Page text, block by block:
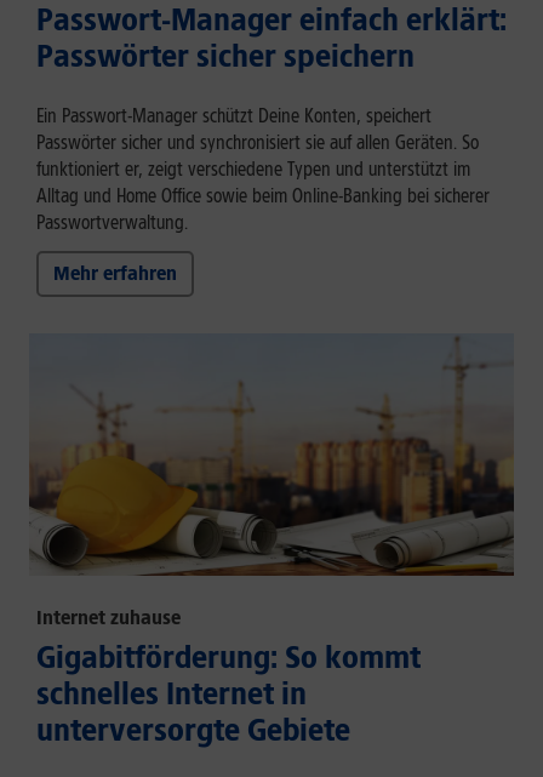
Passwort-Manager einfach erklärt:
Passwörter sicher speichern
Ein Passwort-Manager schützt Deine Konten, speichert
Passwörter sicher und synchronisiert sie auf allen Geräten. So
funktioniert er, zeigt verschiedene Typen und unterstützt im
Alltag und Home Office sowie beim Online-Banking bei sicherer
Passwortverwaltung.
Mehr erfahren
Internet zuhause
Gigabitförderung: So kommt
schnelles Internet in
unterversorgte Gebiete